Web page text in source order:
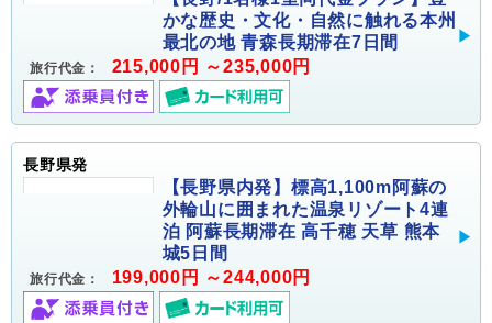
かな歴史・文化・自然に触れる本州
最北の地 青森長期滞在7日間
旅行代金： 215,000円 ～235,000円
長野県発
【長野県内発】標高1,100m阿蘇の
外輪山に囲まれた温泉リゾート4連
泊 阿蘇長期滞在 高千穂 天草 熊本
城5日間
旅行代金： 199,000円 ～244,000円